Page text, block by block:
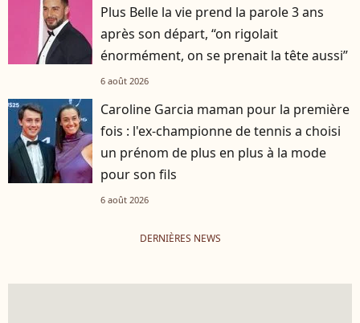
Plus Belle la vie prend la parole 3 ans
après son départ, “on rigolait
énormément, on se prenait la tête aussi”
6 août 2026
Caroline Garcia maman pour la première
fois : l'ex-championne de tennis a choisi
un prénom de plus en plus à la mode
pour son fils
6 août 2026
DERNIÈRES NEWS